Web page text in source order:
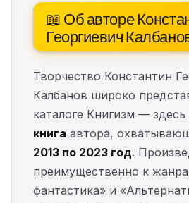
📖 Об авторе
Георгиевич
Творчество Константин
Калбанов широко
каталоге Книгизм —
книга автора,
2013 по 2023 год.
преимущественно к
фантастика» и